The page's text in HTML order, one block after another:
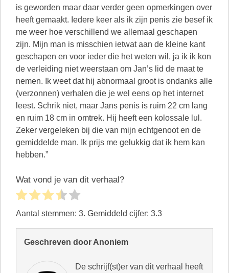
is geworden maar daar verder geen opmerkingen over
heeft gemaakt. Iedere keer als ik zijn penis zie besef ik
me weer hoe verschillend we allemaal geschapen
zijn. Mijn man is misschien ietwat aan de kleine kant
geschapen en voor ieder die het weten wil, ja ik ik kon
de verleiding niet weerstaan om Jan’s lid de maat te
nemen. Ik weet dat hij abnormaal groot is ondanks alle
(verzonnen) verhalen die je wel eens op het internet
leest. Schrik niet, maar Jans penis is ruim 22 cm lang
en ruim 18 cm in omtrek. Hij heeft een kolossale lul.
Zeker vergeleken bij die van mijn echtgenoot en de
gemiddelde man. Ik prijs me gelukkig dat ik hem kan
hebben.”
Wat vond je van dit verhaal?
Aantal stemmen: 3. Gemiddeld cijfer: 3.3
Geschreven door Anoniem
De schrijf(st)er van dit verhaal heeft